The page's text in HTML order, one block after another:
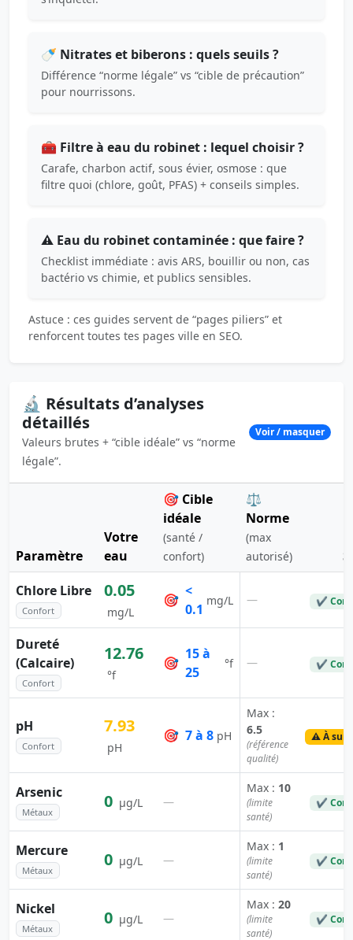
🍼 Nitrates et biberons : quels seuils ?
Différence “norme légale” vs “cible de précaution”
pour nourrissons.
🧰 Filtre à eau du robinet : lequel choisir ?
Carafe, charbon actif, sous évier, osmose : que
filtre quoi (chlore, goût, PFAS) + conseils simples.
⚠️ Eau du robinet contaminée : que faire ?
Checklist immédiate : avis ARS, bouillir ou non, cas
bactério vs chimie, et publics sensibles.
Astuce : ces guides servent de “pages piliers” et
renforcent toutes tes pages ville en SEO.
🔬 Résultats d’analyses
détaillés
Valeurs brutes + “cible idéale” vs “norme
légale”.
Voir / masquer
Paramètre
Votre
eau
🎯 Cible
idéale
(santé /
confort)
⚖️
Norme
(max
autorisé)
Chlore Libre
Confort
0.05
mg/L
🎯
<
0.1
mg/L — ✔
Dureté
(Calcaire)
Confort
12.76
°f
🎯
15 à
25
°f — ✔
pH
Confort
7.93
pH
🎯 7 à 8 pH
Max :
6.5
(référence
qualité)
⚠️ À
Arsenic
Métaux
0 µg/L —
Max : 10
(limite
santé)
✔
Mercure
Métaux
0 µg/L —
Max : 1
(limite
santé)
✔
Nickel
Métaux
0 µg/L —
Max : 20
(limite
santé)
✔